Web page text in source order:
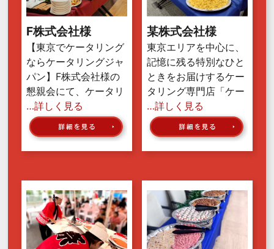
F株式会社様
【東京でケータリング
ならケータリングジャ
パン】F株式会社様の
懇親会にて、ケータリ
…詳しく見る
某株式会社様
東京エリアを中心に、
記憶に残る特別なひと
ときをお届けするケー
タリング専門店「ケー
…詳しく見る